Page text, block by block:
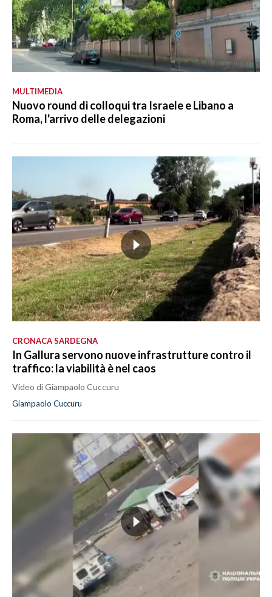
MULTIMEDIA
Nuovo round di colloqui tra Israele e Libano a
Roma, l'arrivo delle delegazioni
CRONACA SARDEGNA
In Gallura servono nuove infrastrutture contro il
traffico: la viabilità è nel caos
Video di Giampaolo Cuccuru
Giampaolo Cuccuru